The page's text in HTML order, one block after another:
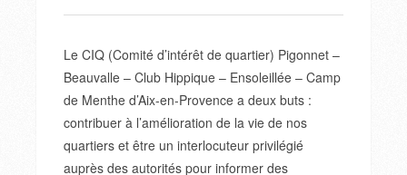
Le CIQ (Comité d’intérêt de quartier) Pigonnet –
Beauvalle – Club Hippique – Ensoleillée – Camp
de Menthe d’Aix-en-Provence a deux buts :
contribuer à l’amélioration de la vie de nos
quartiers et être un interlocuteur privilégié
auprès des autorités pour informer des